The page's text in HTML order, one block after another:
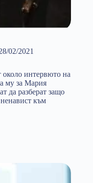
02/2021
около интервюто на
му за Мария
да разберат защо
ненавист към